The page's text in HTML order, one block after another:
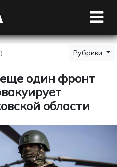
Рубрики
один фронт
области